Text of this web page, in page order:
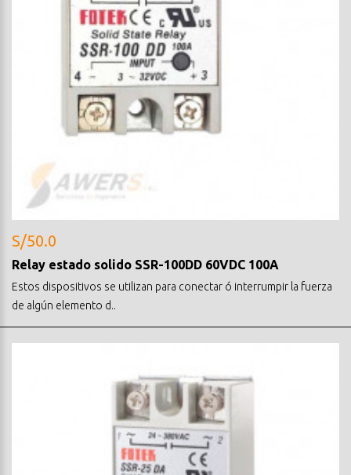
S/50.0
Relay estado solido SSR-100DD 60VDC 100A
Estos dispositivos se utilizan para conectar ó interrumpir la fuerza
de algún elemento d..